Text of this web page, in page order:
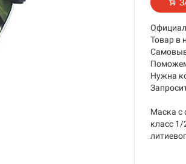
Товар в
Нужна
Маска с
класс 1/